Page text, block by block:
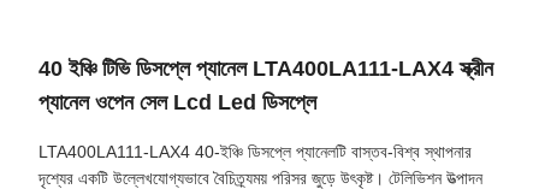
40 ইঞ্চি টিভি ডিসপ্লে প্যানেল LTA400LA111-LAX4 স্ক্রীন
প্যানেল ওপেন সেল Lcd Led ডিসপ্লে
LTA400LA111-LAX4 40-ইঞ্চি ডিসপ্লে প্যানেলটি বাস্তব-বিশ্ব স্থাপনার
দৃশ্যের একটি উল্লেখযোগ্যভাবে বৈচিত্র্যময় পরিসর জুড়ে উৎকৃষ্ট। টেলিভিশন উত্পাদন